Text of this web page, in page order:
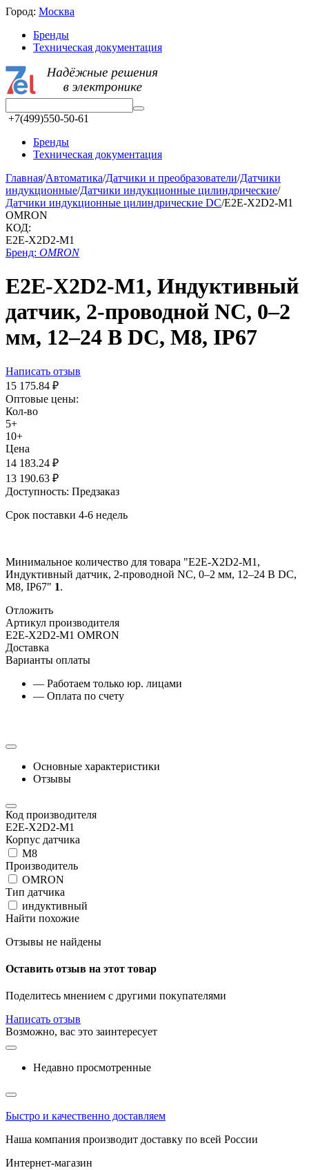
Город: Москва
Бренды
Техническая документация
+7(499)550-50-61
Бренды
Техническая документация
Главная/Автоматика/Датчики и преобразователи/Датчики
индукционные/Датчики индукционные цилиндрические/
Датчики индукционные цилиндрические DC/E2E-X2D2-M1
OMRON
КОД:
E2E-X2D2-M1
Бренд: OMRON
E2E-X2D2-M1, Индуктивный
датчик, 2-проводной NC, 0–2
мм, 12–24 В DC, М8, IP67
Написать отзыв
15 175.84 ₽
Оптовые цены:
Кол-во
5+
10+
Цена
14 183.24 ₽
13 190.63 ₽
Доступность: Предзаказ
Срок поставки 4-6 недель
Минимальное количество для товара "E2E-X2D2-M1,
Индуктивный датчик, 2-проводной NC, 0–2 мм, 12–24 В DC,
М8, IP67" 1.
Отложить
Артикул производителя
E2E-X2D2-M1 OMRON
Доставка
Варианты оплаты
— Работаем только юр. лицами
— Оплата по счету
Основные характеристики
Отзывы
Код производителя
E2E-X2D2-M1
Корпус датчика
М8
Производитель
OMRON
Тип датчика
индуктивный
Найти похожие
Отзывы не найдены
Оставить отзыв на этот товар
Поделитесь мнением с другими покупателями
Написать отзыв
Возможно, вас это заинтересует
Недавно просмотренные
Быстро и качественно доставляем
Наша компания производит доставку по всей России
Интернет-магазин